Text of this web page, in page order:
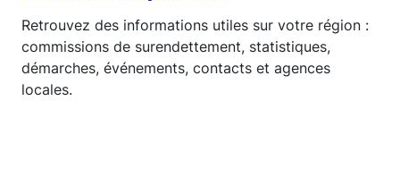
Retrouvez des informations utiles sur votre région :
commissions de surendettement, statistiques,
démarches, événements, contacts et agences
locales.